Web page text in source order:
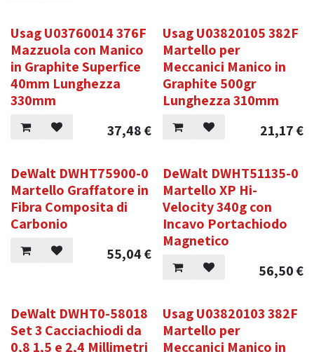
Usag U03760014 376F
Mazzuola con Manico
in Graphite Superfice
40mm Lunghezza
330mm
37,48€
Usag U03820105 382F
Martello per
Meccanici Manico in
Graphite 500gr
Lunghezza 310mm
21,17€
DeWalt DWHT75900-0
Martello Graffatore in
Fibra Composita di
Carbonio
55,04€
DeWalt DWHT51135-0
Martello XP Hi-
Velocity 340g con
Incavo Portachiodo
Magnetico
56,50€
DeWalt DWHT0-58018
Set 3 Cacciachiodi da
0,8 1,5 e 2,4 Millimetri
Usag U03820103 382F
Martello per
Meccanici Manico in